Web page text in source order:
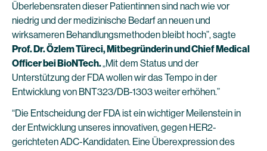
Überlebensraten dieser Patientinnen sind nach wie vor
niedrig und der medizinische Bedarf an neuen und
wirksameren Behandlungsmethoden bleibt hoch”, sagte
Prof. Dr. Özlem Türeci, Mitbegründerin und Chief Medical
Officer bei BioNTech.„Mit dem Status und der
Unterstützung der FDA wollen wir das Tempo in der
Entwicklung von BNT323/DB-1303 weiter erhöhen.”
“Die Entscheidung der FDA ist ein wichtiger Meilenstein in
der Entwicklung unseres innovativen, gegen HER2-
gerichteten ADC-Kandidaten. Eine Überexpression des